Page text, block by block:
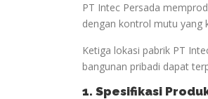
PT Intec Persada
dengan kontrol mutu yang
Ketiga lokasi pabrik PT
bangunan pribadi dapat
1. Spesifikasi